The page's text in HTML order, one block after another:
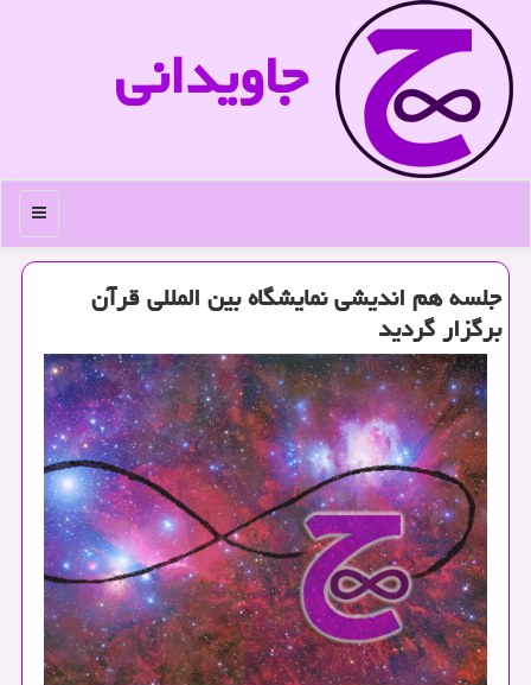
جاویدانی
منو
جلسه هم اندیشی نمایشگاه بین المللی قرآن
برگزار گردید